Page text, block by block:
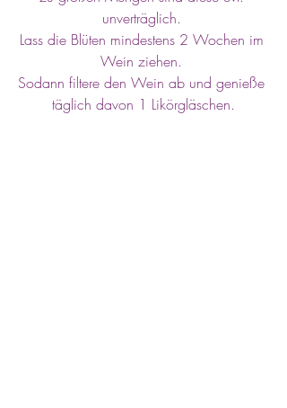
unverträglich.
Lass die Blüten mindestens 2 Wochen im
Wein ziehen.
Sodann filtere den Wein ab und genieße
täglich davon 1 Likörgläschen.